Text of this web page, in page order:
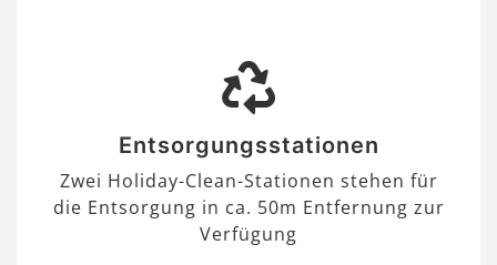
Entsorgungsstationen
Zwei Holiday-Clean-Stationen stehen für
die Entsorgung in ca. 50m Entfernung zur
Verfügung